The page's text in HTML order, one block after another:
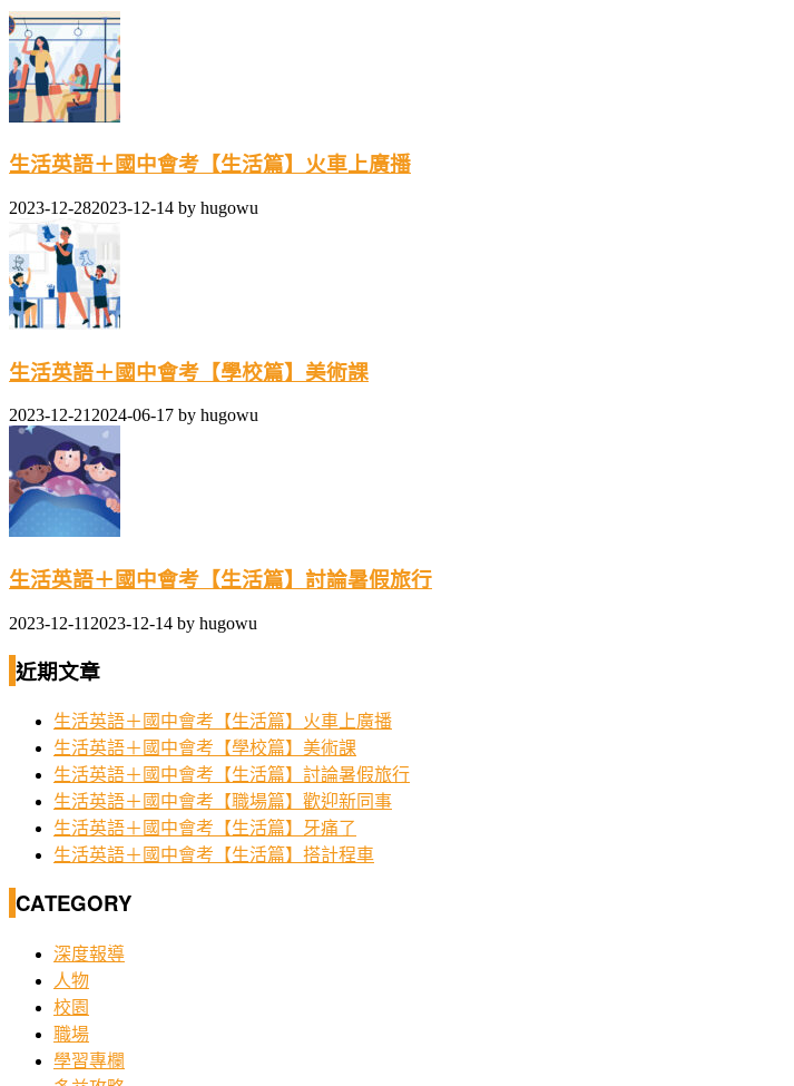
生活英語＋國中會考【生活篇】火車上廣播
2023-12-282023-12-14 by hugowu
生活英語＋國中會考【學校篇】美術課
2023-12-212024-06-17 by hugowu
生活英語＋國中會考【生活篇】討論暑假旅行
2023-12-11 2023-12-14 by hugowu
近期文章
生活英語＋國中會考【生活篇】火車上廣播
生活英語＋國中會考【學校篇】美術課
生活英語＋國中會考【生活篇】討論暑假旅行
生活英語＋國中會考【職場篇】歡迎新同事
生活英語＋國中會考【生活篇】牙痛了
生活英語＋國中會考【生活篇】搭計程車
CATEGORY
深度報導
人物
校園
職場
學習專欄